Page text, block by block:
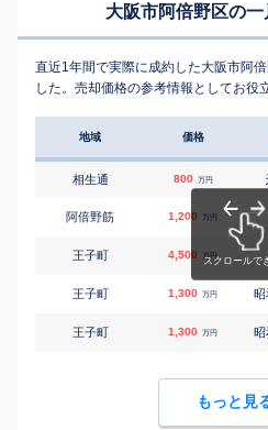
大阪市阿倍野区の一
直近1年間で実際に成約した大阪市阿
した。売却価格の参考情報としてお役
地域 価格
相生通 800 万円
阿倍野筋 1,200 万円
王子町 4,500 万円
王子町 1,300 万円 昭
王子町 1,300 万円 昭
もっと見